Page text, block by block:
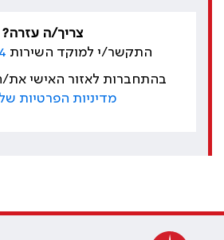
צריך/ה עזרה?
התקשר/י למוקד השירות
בהתחברות לאזור האישי
מדיניות הפרטיות